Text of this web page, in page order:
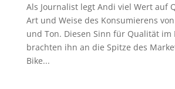
Als Journalist legt Andi viel Wert auf
Art und Weise des Konsumierens
und Ton. Diesen Sinn für Qualität im
brachten ihn an die Spitze des
Bike...